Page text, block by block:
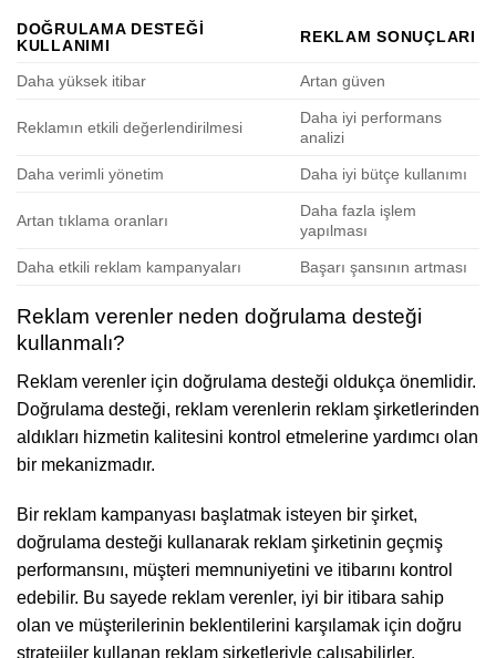
DOĞRULAMA DESTEĞI
KULLANIMI
REKLAM SONUÇLARI
Daha yüksek itibar Artan güven
Reklamın etkili değerlendirilmesi
Daha iyi performans
analizi
Daha verimli yönetim Daha iyi bütçe kullanımı
Artan tıklama oranları
Daha fazla işlem
yapılması
Daha etkili reklam kampanyaları Başarı şansının artması
Reklam verenler neden doğrulama desteği
kullanmalı?
Reklam verenler için doğrulama desteği oldukça önemlidir.
Doğrulama desteği, reklam verenlerin reklam şirketlerinden
aldıkları hizmetin kalitesini kontrol etmelerine yardımcı olan
bir mekanizmadır.
Bir reklam kampanyası başlatmak isteyen bir şirket,
doğrulama desteği kullanarak reklam şirketinin geçmiş
performansını, müşteri memnuniyetini ve itibarını kontrol
edebilir. Bu sayede reklam verenler, iyi bir itibara sahip
olan ve müşterilerinin beklentilerini karşılamak için doğru
stratejiler kullanan reklam şirketleriyle çalışabilirler.